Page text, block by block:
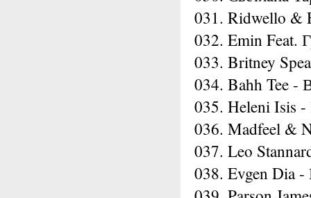
031. Ridwello &
032. Emin Feat.
033. Britney
034. Bahh Tee -
035. Heleni Isis -
036. Madfeel &
037. Leo
038. Evgen Dia